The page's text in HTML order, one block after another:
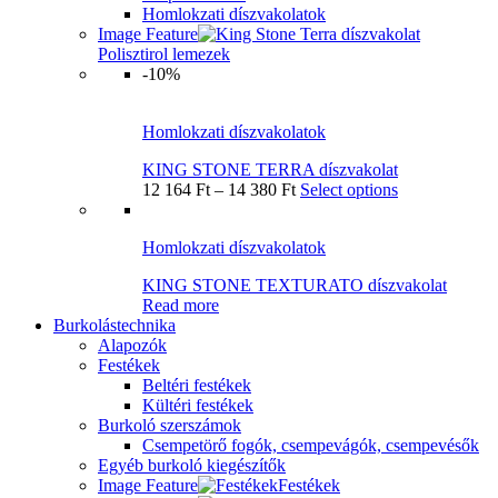
Homlokzati díszvakolatok
Image Feature
Polisztirol lemezek
-10%
Homlokzati díszvakolatok
KING STONE TERRA díszvakolat
12 164 Ft – 14 380 Ft Select options
Homlokzati díszvakolatok
KING STONE TEXTURATO díszvakolat
Read more
Burkolástechnika
Alapozók
Festékek
Beltéri festékek
Kültéri festékek
Burkoló szerszámok
Csempetörő fogók, csempevágók, csempevésők
Egyéb burkoló kiegészítők
Image Feature
Festékek